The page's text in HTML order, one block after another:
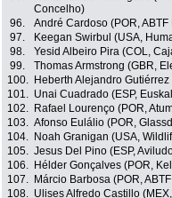
Concelho)
96. André Cardoso (POR,
97.
Keegan Swirbul (USA,
98.
Yesid Albeiro Pira (COL,
99.
Thomas Armstrong (GBR,
100.
Heberth Alejandro
101. Unai Cuadrado (ESP,
102.
Rafael Lourenço (POR,
103. Afonso Eulálio (POR,
104.
Noah Granigan (USA,
105. Jesus Del Pino (ESP,
106.
Hélder Gonçalves (POR,
107.
Márcio Barbosa (POR,
108. Ulises Alfredo Castillo